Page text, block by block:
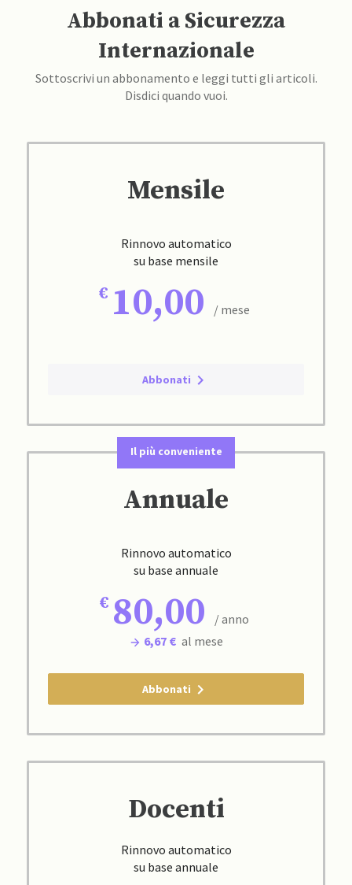
Abbonati a Sicurezza
Internazionale
Sottoscrivi un abbonamento e leggi tutti gli articoli.
Disdici quando vuoi.
Mensile
Rinnovo automatico
su base mensile
10,00 / mese
Abbonati
Il più conveniente
Annuale
Rinnovo automatico
su base annuale
80,00
/ anno
6,67 € al mese
Abbonati
Docenti
Rinnovo automatico
su base annuale